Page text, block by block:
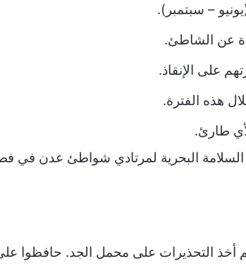
– سبتمبر).
عن الشاطئ.
على الإنقاذ.
هذه الفترة.
طارئ.
السلامة البحرية لمرتادي شواطئ عدن في
أخذ التحذيرات على محمل الجد. حافظوا